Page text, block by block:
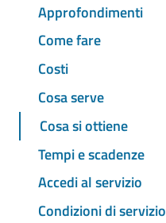
Approfondimenti
Come fare
Costi
Cosa serve
Cosa si ottiene
Tempi e scadenze
Accedi al servizio
Condizioni di servizio